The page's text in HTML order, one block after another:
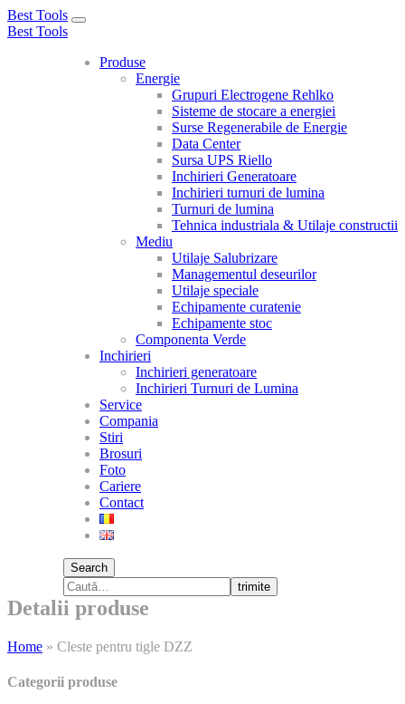
Best Tools
Toggle
Best Tools
Produse
Energie
Grupuri Electrogene Rehlko
Sisteme de stocare a energiei
Surse Regenerabile de Energie
Data Center
Sursa UPS Riello
Inchirieri Generatoare
Inchirieri turnuri de lumina
Turnuri de lumina
Tehnica industriala & Utilaje constructii
Mediu
Utilaje Salubrizare
Managementul deseurilor
Utilaje speciale
Echipamente curatenie
Echipamente stoc
Componenta Verde
Inchirieri
Inchirieri generatoare
Inchirieri Turnuri de Lumina
Service
Compania
Stiri
Brosuri
Foto
Cariere
Contact
Search
trimite
Detalii produse
Home » Cleste pentru tigle DZZ
Categorii produse